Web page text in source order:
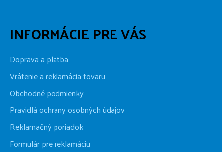
INFORMÁCIE PRE VÁS
Doprava a platba
Vrátenie a reklamácia tovaru
Obchodné podmienky
Pravidlá ochrany osobných údajov
Reklamačný poriadok
Formulár pre reklamáciu